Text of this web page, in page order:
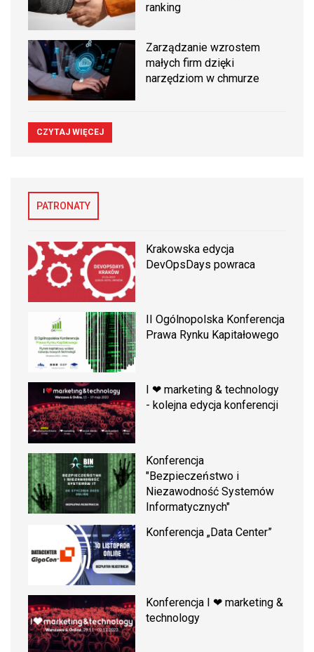
ranking
Zarządzanie wzrostem
małych firm dzięki
narzędziom w chmurze
CZYTAJ WIĘCEJ
PATRONATY
Krakowska edycja
DevOpsDays powraca
II Ogólnopolska Konferencja
Prawa Rynku Kapitałowego
I ❤ marketing & technology
- kolejna edycja konferencji
Konferencja
"Bezpieczeństwo i
Niezawodność Systemów
Informatycznych"
Konferencja „Data Center”
Konferencja I ❤ marketing &
technology